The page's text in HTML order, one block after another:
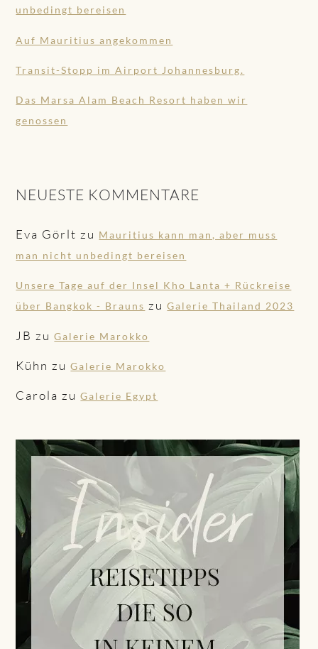
unbedingt bereisen
Auf Mauritius angekommen
Transit-Stopp im Airport Johannesburg.
Das Marsa Alam Beach Resort haben wir
genossen
NEUESTE KOMMENTARE
Eva Görlt zu Mauritius kann man, aber muss
man nicht unbedingt bereisen
Unsere Tage auf der Insel Kho Lanta + Rückreise
über Bangkok - Brauns zuGalerie Thailand 2023
JB zuGalerie Marokko
Kühn zuGalerie Marokko
Carola zuGalerie Egypt